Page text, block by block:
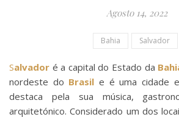
Agosto 14, 2022
Bahia Salvador
Salvador é a capital do Estado da
nordeste do Brasil e é uma cidade
destaca pela sua música,
arquitetónico. Considerado um dos